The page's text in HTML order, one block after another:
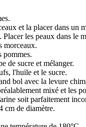
et la placer dans un
les peaux dans le
morceaux.
pommes.
de sucre et mélanger.
l'huile et le sucre.
bol avec la levure
mixé et les
soit parfaitement
cm de diamètre.